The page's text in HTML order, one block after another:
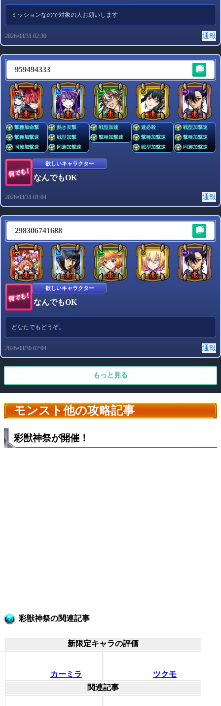
ミッションなので対象の人お願いします
2026/03/31 02:30 通報
959494333
撃種加命撃
撃種加撃速
同族加撃速
熱き友撃
戦型加撃
同族加撃速
戦型加速
撃種加撃速
速必殺
撃種加撃速
戦型加撃速
戦型加撃速
撃種加撃速
同族加撃速
欲しいキャラクター
なんでもOK
2026/03/31 01:04 通報
298306741688
欲しいキャラクター
なんでもOK
どなたでもどうぞ。
2026/03/30 02:04 通報
もっと見る
モンスト他の攻略記事
彩獣神祭が開催！
彩獣神祭の関連記事
新限定キャラの評価
カーミラ
ツクモ
関連記事